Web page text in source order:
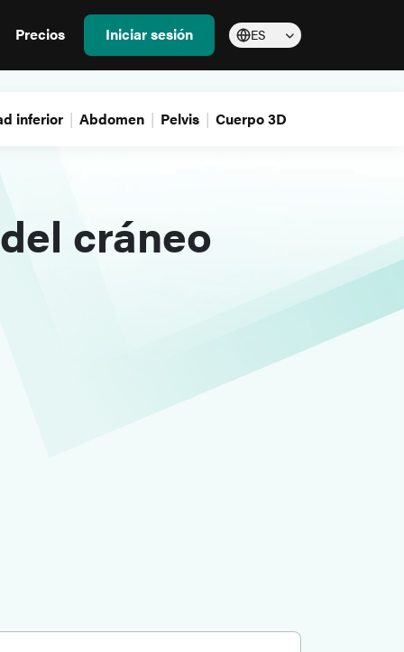
Precios Iniciar sesión ES
inferior Abdomen Pelvis Cuerpo 3D
cráneo